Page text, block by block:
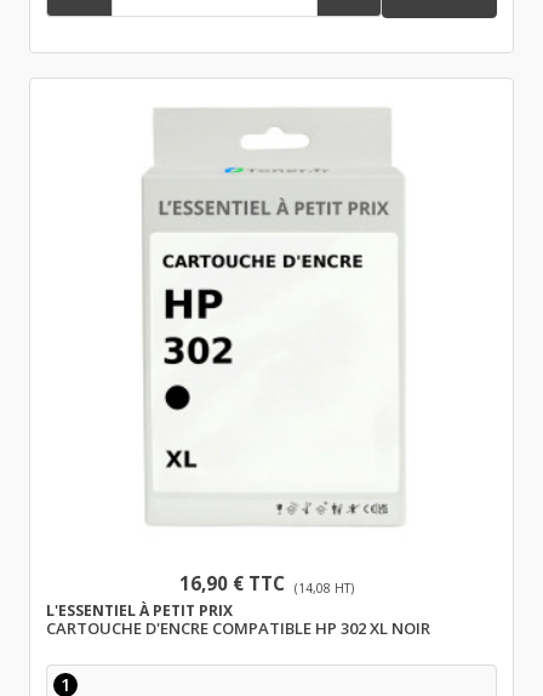
16,90 € TTC (14,08 HT)
L'ESSENTIEL À PETIT PRIX
CARTOUCHE D'ENCRE COMPATIBLE HP 302 XL NOIR
1